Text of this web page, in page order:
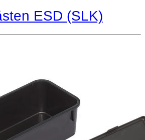
ESD (SLK)